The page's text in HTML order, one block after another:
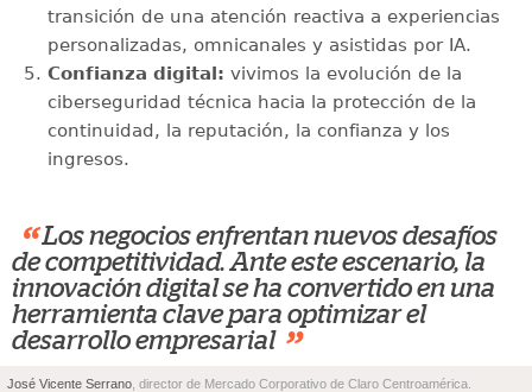
transición de una atención reactiva a experiencias
personalizadas, omnicanales y asistidas por IA.
Confianza digital: vivimos la evolución de la
ciberseguridad técnica hacia la protección de la
continuidad, la reputación, la confianza y los
ingresos.
“ Los negocios enfrentan nuevos desafíos
de competitividad. Ante este escenario, la
innovación digital se ha convertido en una
herramienta clave para optimizar el
desarrollo empresarial ”
José Vicente Serrano , director de Mercado Corporativo de Claro Centroamérica.